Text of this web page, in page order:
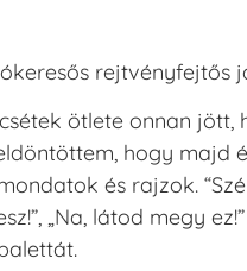
rejtvényfejtős
ötlete onnan
hogy majd
és rajzok.
„Na, látod megy